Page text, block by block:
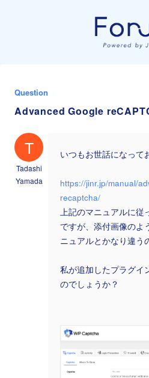
Question
Advanced Google
T
Tadashi
Yamada
いつもお世話になって
https://jinr.jp/manual/
recaptcha/
上記のマニュアルに
ですが、添付画像のよ
ニュアルとかなり違う
私が追加したプラグイ
のでしょうか？